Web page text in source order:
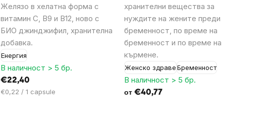
Желязо в хелатна форма с
витамин C, B9 и B12, ново с
БИО джинджифил, хранителна
добавка.
Енергия
В наличност > 5 бр.
€22,40
Цена
€0,22 / 1 capsule
хранителни вещества за
нуждите на жените преди
бременност, по време на
бременност и по време на
кърмене.
Женско здравеБременност
В наличност > 5 бр.
от€40,77